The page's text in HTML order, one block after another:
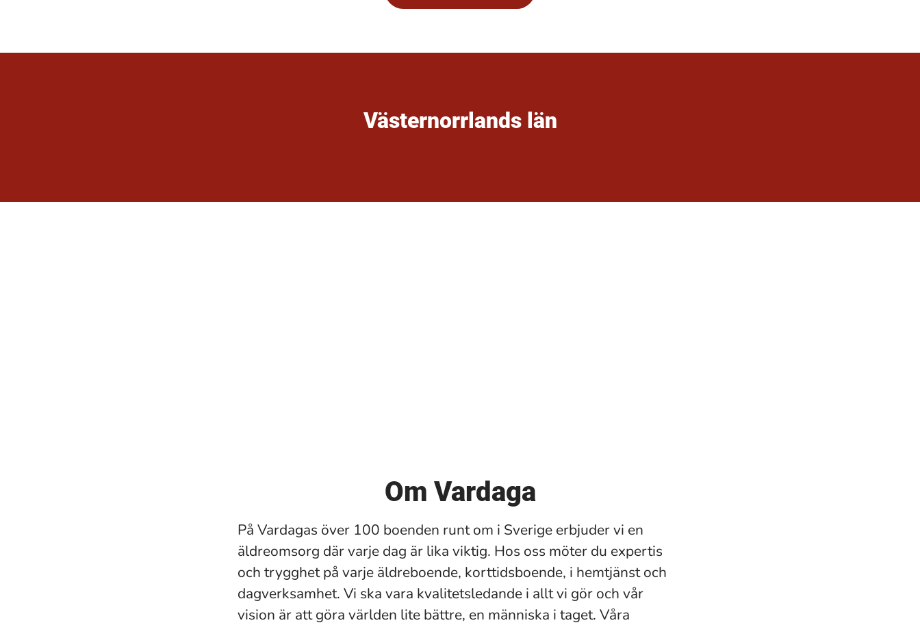
Västernorrlands län
Om Vardaga
På Vardagas över 100 boenden runt om i Sverige erbjuder vi en
äldreomsorg där varje dag är lika viktig. Hos oss möter du expertis
och trygghet på varje äldreboende, korttidsboende, i hemtjänst och
dagverksamhet. Vi ska vara kvalitetsledande i allt vi gör och vår
vision är att göra världen lite bättre, en människa i taget. Våra